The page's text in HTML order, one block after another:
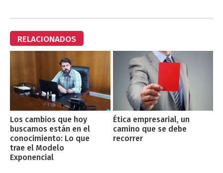
RELACIONADOS
Los cambios que hoy
buscamos están en el
conocimiento: Lo que
trae el Modelo
Exponencial
Ética empresarial, un
camino que se debe
recorrer